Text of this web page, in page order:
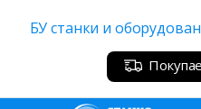
БУ станки и